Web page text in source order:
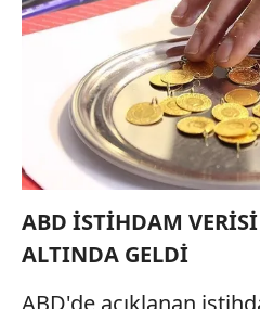
ABD İSTİHDAM
ALTINDA GELDİ
ABD'de açıklanan